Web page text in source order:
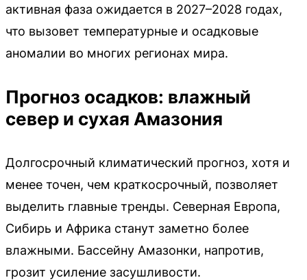
активная фаза ожидается в 2027–2028 годах,
что вызовет температурные и осадковые
аномалии во многих регионах мира.
Прогноз осадков: влажный
север и сухая Амазония
Долгосрочный климатический прогноз, хотя и
менее точен, чем краткосрочный, позволяет
выделить главные тренды. Северная Европа,
Сибирь и Африка станут заметно более
влажными. Бассейну Амазонки, напротив,
грозит усиление засушливости.